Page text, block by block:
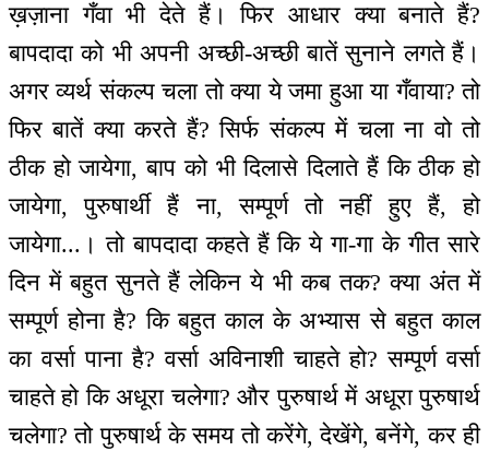
ख़ज़ाना गँवा भी देते हैं। फिर आधार क्या बनाते हैं?
बापदादा को भी अपनी अच्छी-अच्छी बातें सुनाने लगते हैं।
अगर व्यर्थ संकल्प चला तो क्या ये जमा हुआ या गँवाया? तो
फिर बातें क्या करते हैं? सिर्फ संकल्प में चला ना वो तो
ठीक हो जायेगा, बाप को भी दिलासे दिलाते हैं कि ठीक हो
जायेगा, पुरुषार्थी हैं ना, सम्पूर्ण तो नहीं हुए हैं, हो
जायेगा...। तो बापदादा कहते हैं कि ये गा-गा के गीत सारे
दिन में बहुत सुनते हैं लेकिन ये भी कब तक? क्या अंत में
सम्पूर्ण होना है? कि बहुत काल के अभ्यास से बहुत काल
का वर्सा पाना है? वर्सा अविनाशी चाहते हो? सम्पूर्ण वर्सा
चाहते हो कि अधूरा चलेगा? और पुरुषार्थ में अधूरा पुरुषार्थ
चलेगा? तो पुरुषार्थ के समय तो करेंगे, देखेंगे, बनेंगे, कर ही